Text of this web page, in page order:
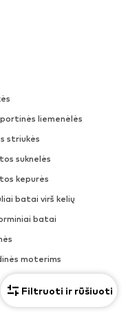
Filtruoti ir rūšiuoti
liemenėlės
striukės
suknelės
kepurės
batai virš kelių
batai
moterims